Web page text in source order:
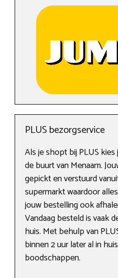
PLUS bezorgservice
Als je shopt bij PLUS
de buurt van Menaam.
gepickt en verstuurd
supermarkt waardoor
jouw bestelling ook
Vandaag besteld is vaak
huis. Met behulp van
binnen 2 uur later al in
boodschappen.